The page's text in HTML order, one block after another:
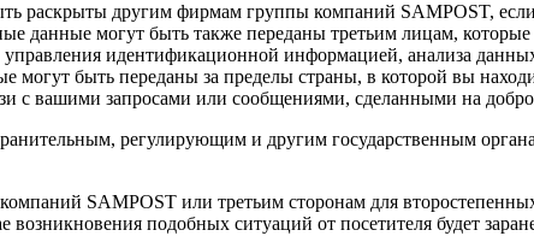
раскрыты другим фирмам группы компаний SAMPOST,
данные могут быть также переданы третьим лицам,
идентификационной информацией, анализа
быть переданы за пределы страны, в которой вы
с вашими запросами или сообщениями, сделанными на
регулирующим и другим государственным
SAMPOST или третьим сторонам для
подобных ситуаций от посетителя будет